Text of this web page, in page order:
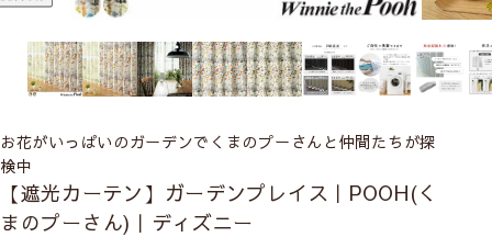
お花がいっぱいのガーデンでくまのプーさんと仲間たちが探
検中
【遮光カーテン】ガーデンプレイス｜POOH(く
まのプーさん)｜ディズニー